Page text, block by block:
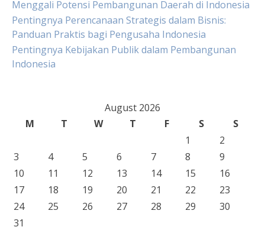
Menggali Potensi Pembangunan Daerah di Indonesia
Pentingnya Perencanaan Strategis dalam Bisnis:
Panduan Praktis bagi Pengusaha Indonesia
Pentingnya Kebijakan Publik dalam Pembangunan
Indonesia
August 2026
M
T W T F S
S
1
2
3
4 5 6 7 8
9
10
11 12 13 14 15
16
17
18 19 20 21 22
23
24
25 26 27 28 29
30
31